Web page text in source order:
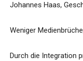
Johannes Haas,
Weniger
Durch die Integration